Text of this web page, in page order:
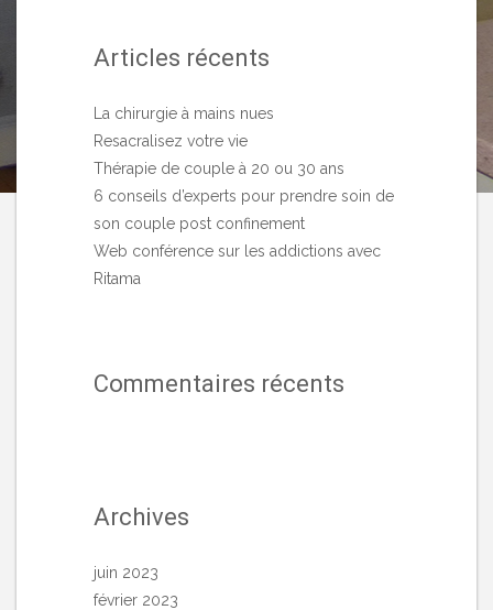
Articles récents
La chirurgie à mains nues
Resacralisez votre vie
Thérapie de couple à 20 ou 30 ans
6 conseils d’experts pour prendre soin de
son couple post confinement
Web conférence sur les addictions avec
Ritama
Commentaires récents
Archives
juin 2023
février 2023